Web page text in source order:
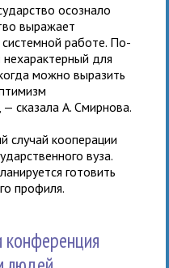
осознало
выражает
системной работе. По-
для
можно выразить
сказала А. Смирнова.
случай кооперации
вуза.
готовить
профиля.
конференция